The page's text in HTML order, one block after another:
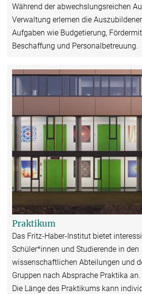
Während der abwechslungsreichen
Verwaltung erlernen die
Aufgaben wie Budgetierung,
Beschaffung und Personalbetreuung.
Praktikum
Das Fritz-Haber-Institut bietet
Schüler*innen und Studierende in den
wissenschaftlichen Abteilungen und
Gruppen nach Absprache Praktika an.
Die Länge des Praktikums kann